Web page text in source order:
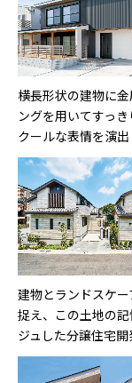
横長形状の建物に金
ングを用いてすっ
クールな表情を演出
建物とランドスケ
捉え、この土地の
ジュした分譲住宅開